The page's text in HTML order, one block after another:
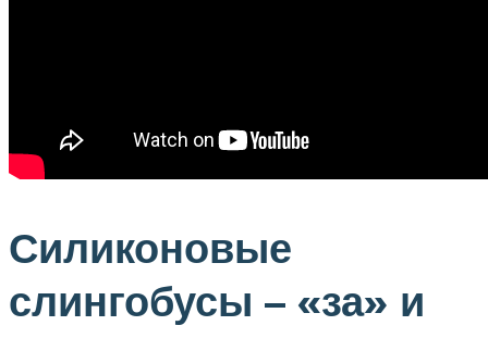
Силиконовые
слингобусы – «за» и